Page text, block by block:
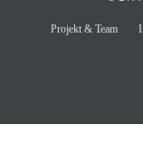
Projekt & Team